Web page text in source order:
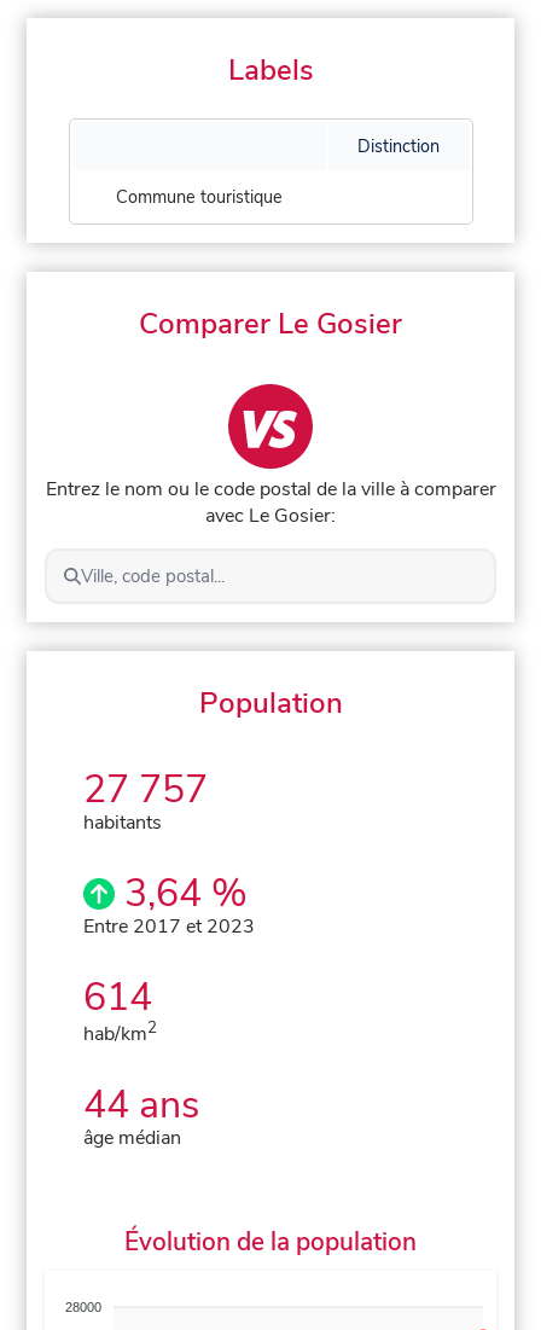
Labels
Distinction
Commune touristique
Comparer Le Gosier
Entrez le nom ou le code postal de la ville à comparer
avec Le Gosier:
Ville, code postal...
Population
27 757
habitants
3,64 %
Entre 2017 et 2023
614
hab/km2
44 ans
âge médian
Évolution de la population
28000